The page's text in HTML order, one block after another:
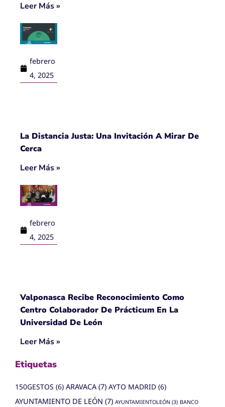
Leer Más »
febrero
4, 2025
La Distancia Justa: Una Invitación A Mirar De
Cerca
Leer Más »
febrero
4, 2025
Valponasca Recibe Reconocimiento Como
Centro Colaborador De Prácticum En La
Universidad De León
Leer Más »
Etiquetas
150GESTOS (6) ARAVACA (7) AYTO MADRID (6)
AYUNTAMIENTO DE LEÓN (7) AYUNTAMIENTOLEÓN (3) BANCO